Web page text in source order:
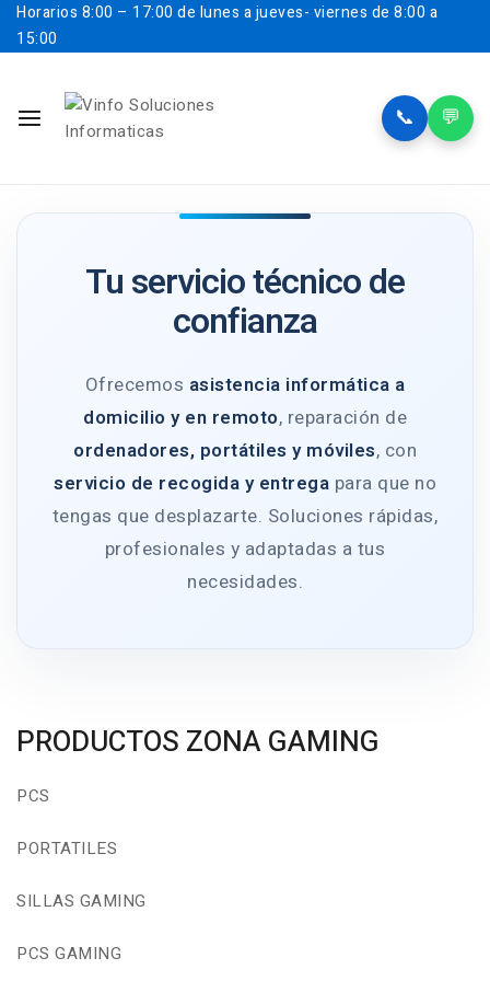
Horarios 8:00 – 17:00 de lunes a jueves- viernes de 8:00 a
15:00
📞 💬
Tu servicio técnico de
confianza
Ofrecemos asistencia informática a
domicilio y en remoto, reparación de
ordenadores, portátiles y móviles, con
servicio de recogida y entrega para que no
tengas que desplazarte. Soluciones rápidas,
profesionales y adaptadas a tus
necesidades.
PRODUCTOS ZONA GAMING
PCS
PORTATILES
SILLAS GAMING
PCS GAMING